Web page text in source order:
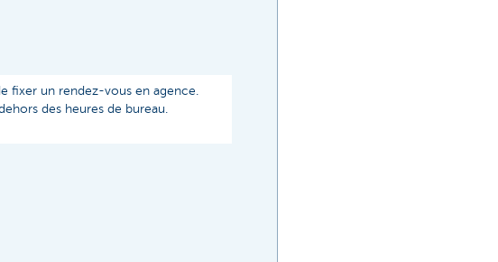
fixer un rendez-vous en agence.
des heures de bureau.